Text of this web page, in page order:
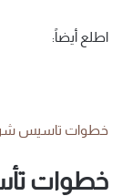
اطلع أيضاً:
خطوات تاسيس
خطوات